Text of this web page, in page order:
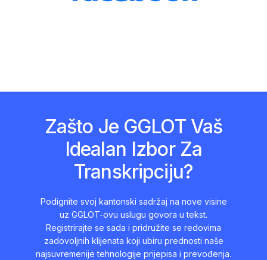
Zašto Je GGLOT Vaš
Idealan Izbor Za
Transkripciju?
Podignite svoj kantonski sadržaj na nove visine
uz GGLOT-ovu uslugu govora u tekst.
Registrirajte se sada i pridružite se redovima
zadovoljnih klijenata koji ubiru prednosti naše
najsuvremenije tehnologije prijepisa i prevođenja.